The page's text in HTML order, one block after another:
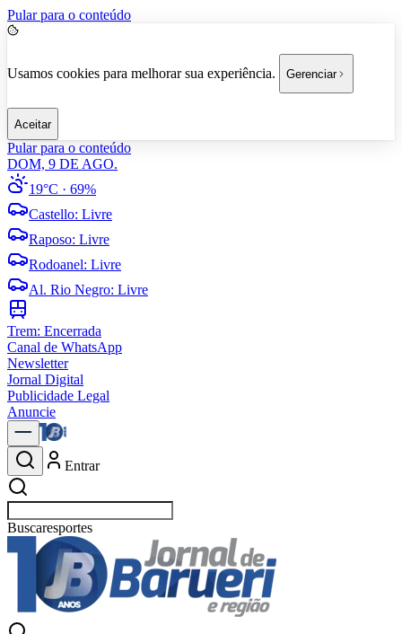
Pular para o conteúdo
Usamos cookies para melhorar sua experiência. Gerenciar
Aceitar
Pular para o conteúdo
DOM, 9 DE AGO.
19°C · 69%
Castello: Livre
Raposo: Livre
Rodoanel: Livre
Al. Rio Negro: Livre
Trem: Encerrada
Canal de WhatsApp
Newsletter
Jornal Digital
Publicidade Legal
Anuncie
Entrar
Buscarpolítica